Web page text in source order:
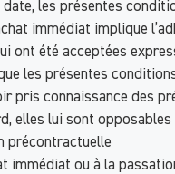
date, les présentes
immédiat implique
ont été acceptées
les présentes
pris connaissance des
elles lui sont
précontractuelle
immédiat ou à la